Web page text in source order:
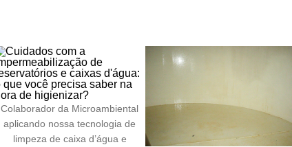
Colaborador da Microambiental
aplicando nossa tecnologia de
limpeza de caixa d’água e